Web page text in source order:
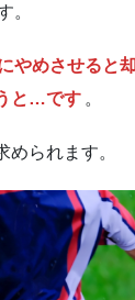
。
やめさせると
と…です 。
られます。